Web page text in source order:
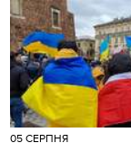
05 СЕРПНЯ